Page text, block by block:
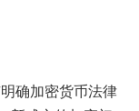
确加密货币法律